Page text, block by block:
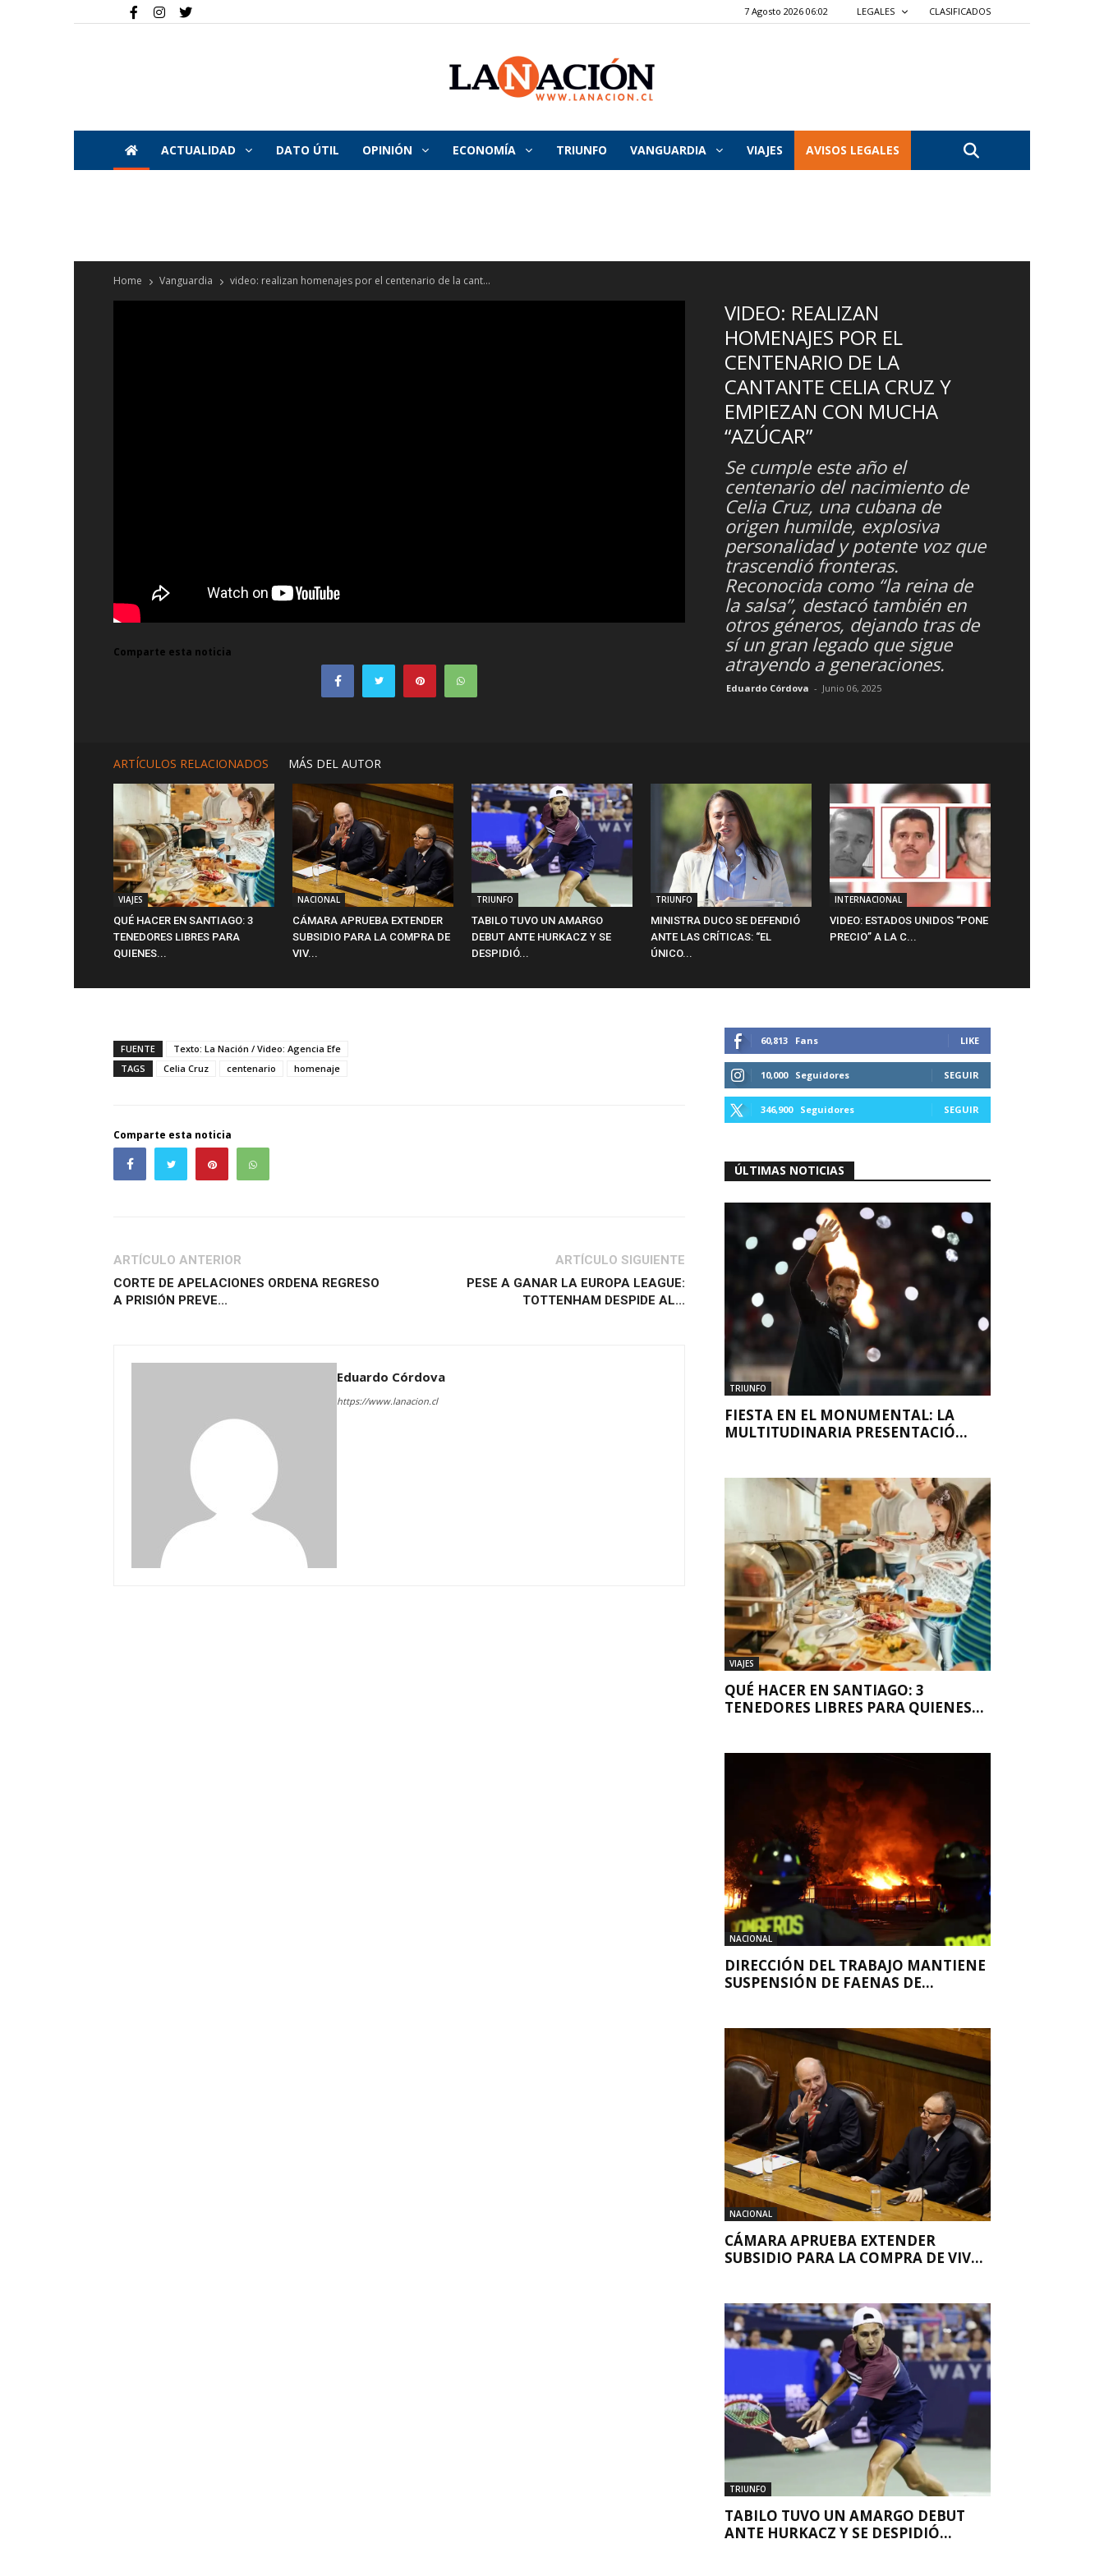
7 Agosto 2026 06:02 LEGALES CLASIFICADOS
La
Nación
ACTUALIDAD DATO ÚTIL OPINIÓN ECONOMÍA TRIUNFO VANGUARDIA VIAJES AVISOS LEGALES
Home Vanguardia video: realizan homenajes por el centenario de la cant...
VIDEO: REALIZAN
HOMENAJES POR EL
CENTENARIO DE LA
CANTANTE CELIA CRUZ Y
EMPIEZAN CON MUCHA
“AZÚCAR”
Se cumple este año el
centenario del nacimiento de
Celia Cruz, una cubana de
origen humilde, explosiva
personalidad y potente voz que
trascendió fronteras.
Reconocida como “la reina de
la salsa”, destacó también en
otros géneros, dejando tras de
sí un gran legado que sigue
atrayendo a generaciones.
Eduardo Córdova - Junio 06, 2025
Comparte esta noticia
ARTÍCULOS RELACIONADOS MÁS DEL AUTOR
VIAJES
QUÉ HACER EN SANTIAGO: 3
TENEDORES LIBRES PARA
QUIENES...
NACIONAL
CÁMARA APRUEBA EXTENDER
SUBSIDIO PARA LA COMPRA DE
VIV...
TRIUNFO
TABILO TUVO UN AMARGO
DEBUT ANTE HURKACZ Y SE
DESPIDIÓ...
TRIUNFO
MINISTRA DUCO SE DEFENDIÓ
ANTE LAS CRÍTICAS: “EL
ÚNICO...
INTERNACIONAL
VIDEO: ESTADOS UNIDOS “PONE
PRECIO” A LA C...
FUENTE
Texto: La Nación / Video: Agencia Efe
TAGS
Celia Cruz centenario homenaje
Comparte esta noticia
ARTÍCULO ANTERIOR
CORTE DE APELACIONES ORDENA REGRESO
A PRISIÓN PREVE...
ARTÍCULO SIGUIENTE
PESE A GANAR LA EUROPA LEAGUE:
TOTTENHAM DESPIDE AL...
Eduardo Córdova
https://www.lanacion.cl
60,813 Fans LIKE
10,000 Seguidores SEGUIR
346,900 Seguidores SEGUIR
ÚLTIMAS NOTICIAS
TRIUNFO
FIESTA EN EL MONUMENTAL: LA
MULTITUDINARIA PRESENTACIÓ...
VIAJES
QUÉ HACER EN SANTIAGO: 3
TENEDORES LIBRES PARA QUIENES...
NACIONAL
DIRECCIÓN DEL TRABAJO MANTIENE
SUSPENSIÓN DE FAENAS DE...
NACIONAL
CÁMARA APRUEBA EXTENDER
SUBSIDIO PARA LA COMPRA DE VIV...
TRIUNFO
TABILO TUVO UN AMARGO DEBUT
ANTE HURKACZ Y SE DESPIDIÓ...